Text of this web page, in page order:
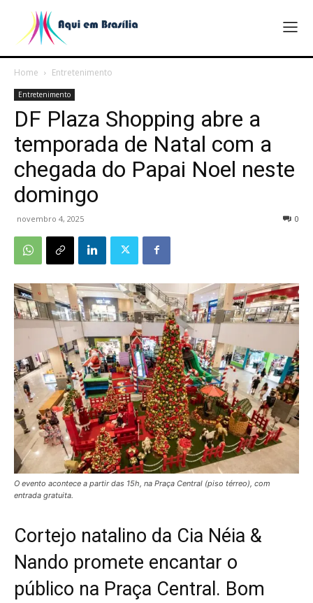
Home Entretenimento
Entretenimento
DF Plaza Shopping abre a
temporada de Natal com a
chegada do Papai Noel neste
domingo
novembro 4, 2025 0
O evento acontece a partir das 15h, na Praça Central (piso térreo), com
entrada gratuita.
Cortejo natalino da Cia Néia &
Nando promete encantar o
público na Praça Central. Bom